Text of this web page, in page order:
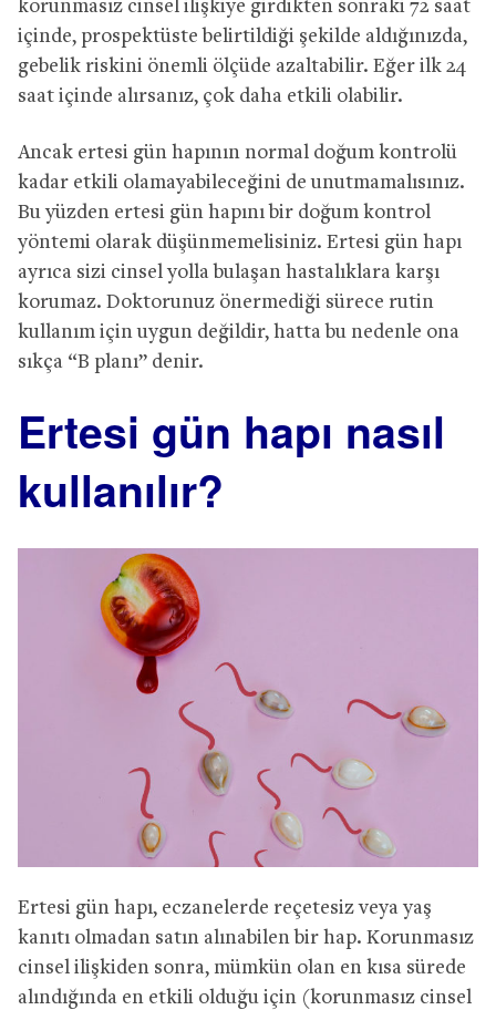
korunmasız cinsel ilişkiye girdikten sonraki 72 saat
içinde, prospektüste belirtildiği şekilde aldığınızda,
gebelik riskini önemli ölçüde azaltabilir. Eğer ilk 24
saat içinde alırsanız, çok daha etkili olabilir.
Ancak ertesi gün hapının normal doğum kontrolü
kadar etkili olamayabileceğini de unutmamalısınız.
Bu yüzden ertesi gün hapını bir doğum kontrol
yöntemi olarak düşünmemelisiniz. Ertesi gün hapı
ayrıca sizi cinsel yolla bulaşan hastalıklara karşı
korumaz. Doktorunuz önermediği sürece rutin
kullanım için uygun değildir, hatta bu nedenle ona
sıkça “B planı” denir.
Ertesi gün hapı nasıl
kullanılır?
Ertesi gün hapı, eczanelerde reçetesiz veya yaş
kanıtı olmadan satın alınabilen bir hap. Korunmasız
cinsel ilişkiden sonra, mümkün olan en kısa sürede
alındığında en etkili olduğu için (korunmasız cinsel